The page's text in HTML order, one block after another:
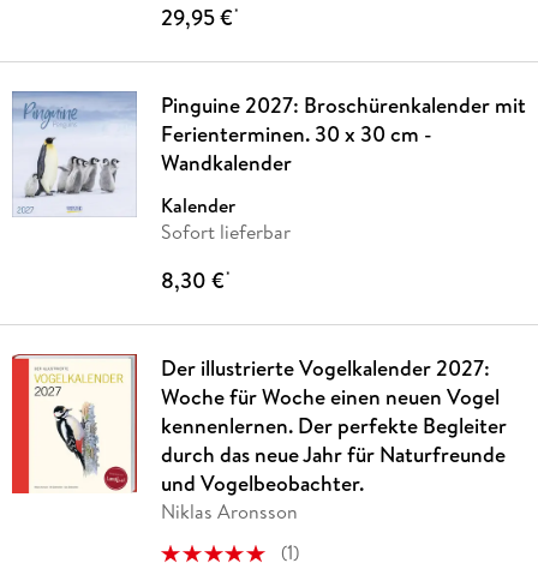
29,95 €*
Pinguine 2027: Broschürenkalender mit
Ferienterminen. 30 x 30 cm -
Wandkalender
Kalender
Sofort lieferbar
8,30 €*
Der illustrierte Vogelkalender 2027:
Woche für Woche einen neuen Vogel
kennenlernen. Der perfekte Begleiter
durch das neue Jahr für Naturfreunde
und Vogelbeobachter.
Niklas Aronsson
(1)